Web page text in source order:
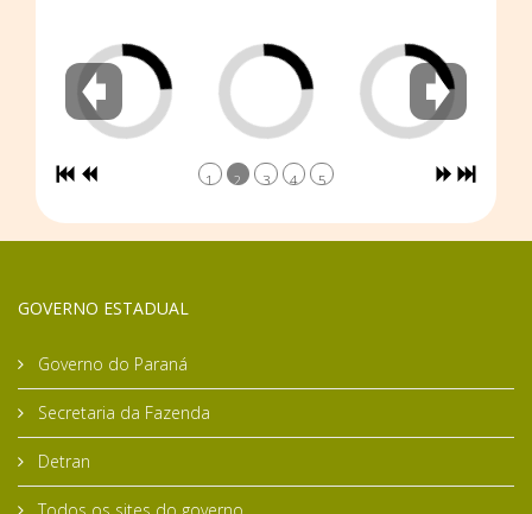
1 2 3 4 5
GOVERNO ESTADUAL
Governo do Paraná
Secretaria da Fazenda
Detran